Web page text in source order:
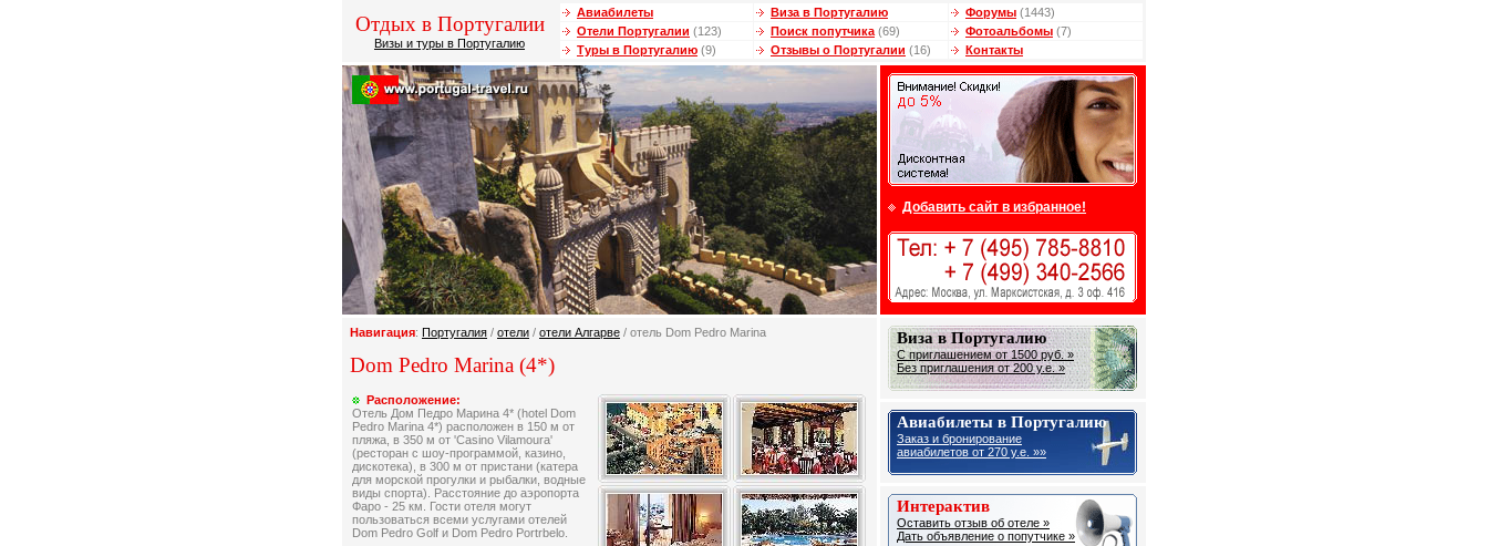
Отдых в Португалии
Визы и туры в Португалию
Авиабилеты Виза в Португалию Форумы (1443)
Отели Португалии (123) Поиск попутчика (69) Фотоальбомы (7)
Туры в Португалию (9) Отзывы о Португалии (16) Контакты
Добавить сайт в избранное!
Навигация: Португалия / отели / отели Алгарве / отель Dom Pedro Marina
Dom Pedro Marina (4*)
Расположение:
Отель Дом Педро Марина 4* (hotel Dom
Pedro Marina 4*) расположен в 150 м от
пляжа, в 350 м от 'Casino Vilamoura'
(ресторан с шоу-программой, казино,
дискотека), в 300 м от пристани (катера
для морской прогулки и рыбалки, водные
виды спорта). Расстояние до аэропорта
Фаро - 25 км. Гости отеля могут
пользоваться всеми услугами отелей
Dom Pedro Golf и Dom Рedro Portrbelo.
Виза в Португалию
С приглашением от 1500 руб. »
Без приглашения от 200 у.е. »
Авиабилеты в Португалию
Заказ и бронирование
авиабилетов от 270 у.е. »»
Интерактив
Оставить отзыв об отеле »
Дать объявление о попутчике »